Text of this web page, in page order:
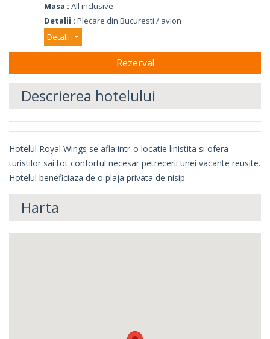
Masa : All inclusive
Detalii : Plecare din Bucuresti / avion
Detalii
Descrierea hotelului
Hotelul Royal Wings se afla intr-o locatie linistita si ofera
turistilor sai tot confortul necesar petrecerii unei vacante reusite.
Hotelul beneficiaza de o plaja privata de nisip.
Harta